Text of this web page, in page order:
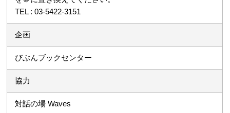
TEL : 03-5422-3151
企画
びぶんブックセンター
協力
対話の場 Waves